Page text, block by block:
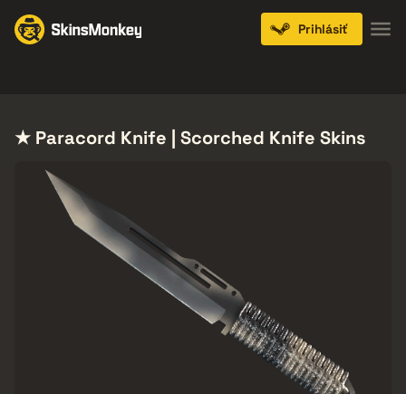
Prihlásiť
★ Paracord Knife | Scorched Knife Skins